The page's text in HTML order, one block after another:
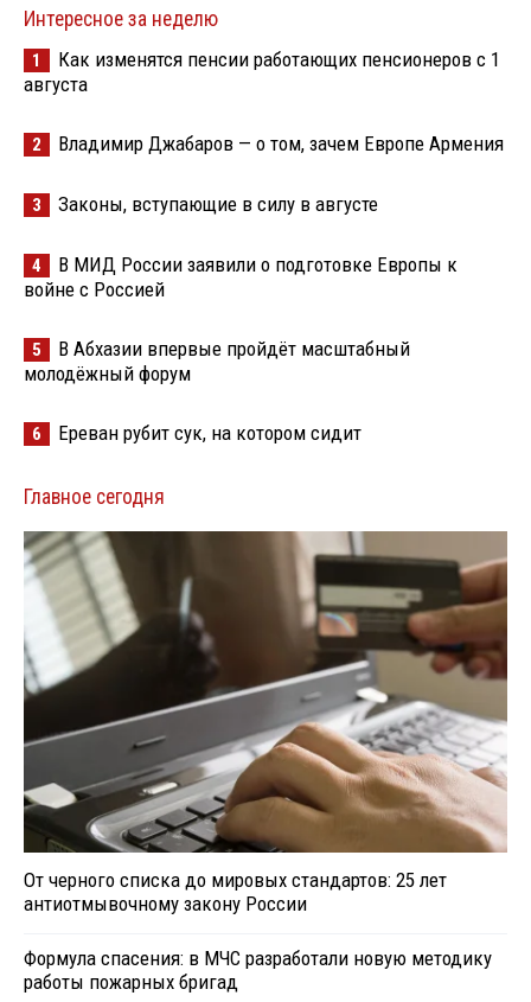
Интересное за неделю
1
Как изменятся пенсии работающих пенсионеров с 1
августа
2 Владимир Джабаров — о том, зачем Европе Армения
3 Законы, вступающие в силу в августе
4
В МИД России заявили о подготовке Европы к
войне с Россией
5
В Абхазии впервые пройдёт масштабный
молодёжный форум
6 Ереван рубит сук, на котором сидит
Главное сегодня
От черного списка до мировых стандартов: 25 лет
антиотмывочному закону России
Формула спасения: в МЧС разработали новую методику
работы пожарных бригад